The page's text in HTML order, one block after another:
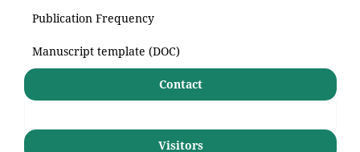
Publication Frequency
Manuscript template (DOC)
Contact
Visitors